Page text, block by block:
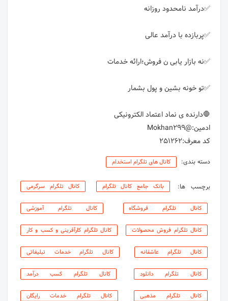
کد معرف:251262
دسته بندی: کانال های تلگرام استخدام
برچسب ها: بانک جامع کانال تلگرام کانال تلگرام سرگرمی
کانال تلگرام فروشگاه کانال تلگرام آموزشی
کانال تلگرام فروش محصولات کانال تلگرام کارآفرینی و کسب و کار
کانال تلگرام عاشقانه کانال تلگرام خدمات تبلیغاتی
کانال تلگرام دانلود کانال تلگرام کسب درآمد
کانال تلگرام مذهبی کانال تلگرام خدمات رایگان